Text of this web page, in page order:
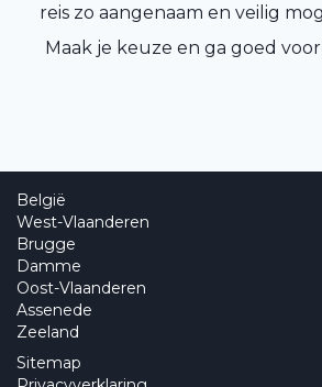
reis zo aangenaam en veilig
Maak je keuze en ga goed
België
West-Vlaanderen
Brugge
Damme
Oost-Vlaanderen
Assenede
Zeeland
Sitemap